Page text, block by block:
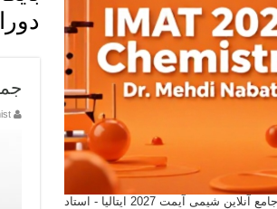
ثبت نام دوره جامع آنلاین شیمی آیمت 2027 ایتالیا - استاد